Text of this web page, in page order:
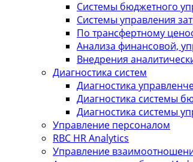
Системы бюджетного
Системы управления
По трансфертному
Анализа финансовой,
Внедрения
Диагностика систем
Диагностика
Диагностика системы
Диагностика системы
Управление персоналом
RBC HR Аnalytics
Управление